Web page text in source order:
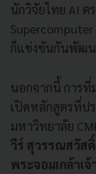
นักวิจัยไทย AI ต
ก็แข่งขันกันพัฒ
นอกจากนี้ การที่
เปิดหลักสูตรที่ป
มหาวิทยาลัย
วีร์ สุวรรณสวัส
พระจอมเกล้าเ